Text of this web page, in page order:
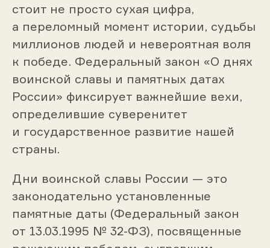
стоит не просто сухая цифра,
а переломный момент истории, судьбы
миллионов людей и невероятная воля
к победе. Федеральный закон «О днях
воинской славы и памятных датах
России» фиксирует важнейшие вехи,
определившие суверенитет
и государственное развитие нашей
страны.
Дни воинской славы России — это
законодательно установленные
памятные даты (Федеральный закон
от 13.03.1995 № 32-ФЗ), посвященные